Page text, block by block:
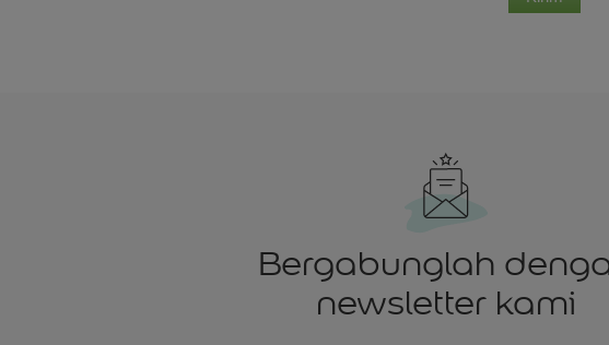
Bergabunglah
newsletter kami